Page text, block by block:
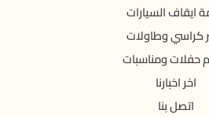
ايقاف السيارات
كراسي وطاولات
حفلات ومناسبات
اخر اخبارنا
اتصل بنا